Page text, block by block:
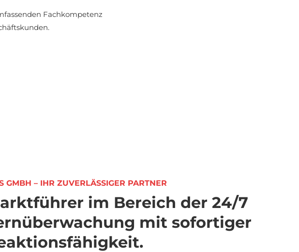
Fachkompetenz
GMBH – IHR ZUVERLÄSSIGER PARTNER
im Bereich der 24/7
mit sofortiger